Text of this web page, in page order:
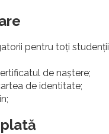
pentru toți
de naștere;
de identitate;